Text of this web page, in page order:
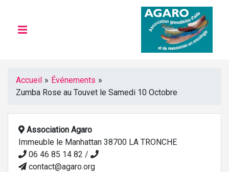
Accueil » Événements »
Zumba Rose au Touvet le Samedi 10 Octobre
Association Agaro
Immeuble le Manhattan 38700 LA TRONCHE
06 46 85 14 82 /
contact@agaro.org